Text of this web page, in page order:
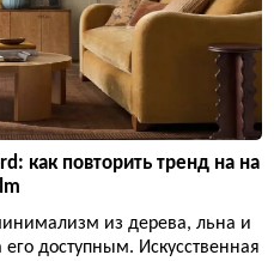
как повторить тренд на на
из дерева, льна и
доступным. Искусственная